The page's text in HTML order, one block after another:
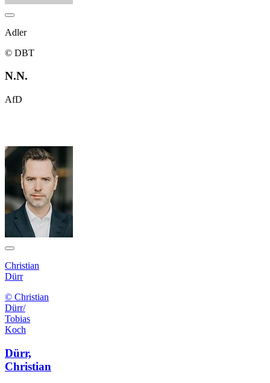
Adler
© DBT
N.N.
AfD
Christian
Dürr
© Christian
Dürr/
Tobias
Koch
Dürr,
Christian